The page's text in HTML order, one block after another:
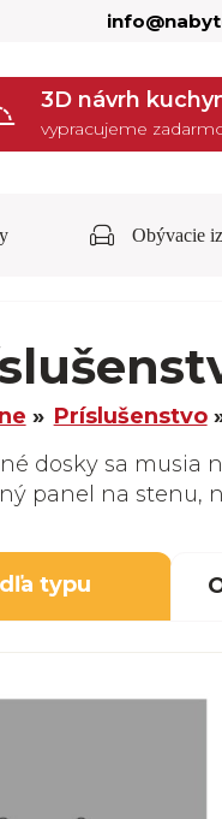
3D návrh
vypracujeme
Obývacie
Príslušenstvo
dosky sa musia
panel na stenu,
typu